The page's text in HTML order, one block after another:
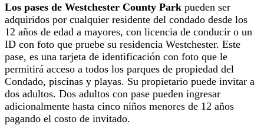
Los pases de Westchester County Park pueden ser
adquiridos por cualquier residente del condado desde los
12 años de edad a mayores, con licencia de conducir o un
ID con foto que pruebe su residencia Westchester. Este
pase, es una tarjeta de identificación con foto que le
permitirá acceso a todos los parques de propiedad del
Condado, piscinas y playas. Su propietario puede invitar a
dos adultos. Dos adultos con pase pueden ingresar
adicionalmente hasta cinco niños menores de 12 años
pagando el costo de invitado.